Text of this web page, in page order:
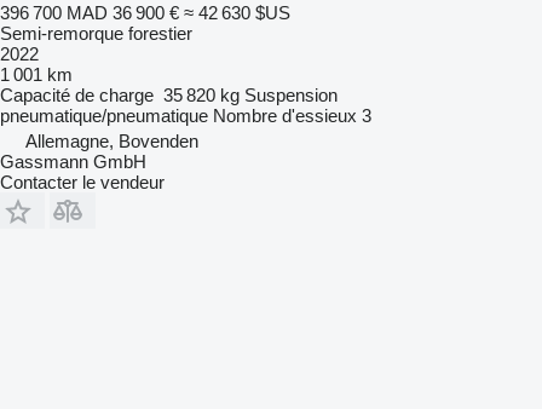
396 700 MAD 36 900 € ≈ 42 630 $US
Semi-remorque forestier
2022
1 001 km
Capacité de charge 35 820 kg Suspension
pneumatique/pneumatique Nombre d'essieux 3
Allemagne, Bovenden
Gassmann GmbH
Contacter le vendeur